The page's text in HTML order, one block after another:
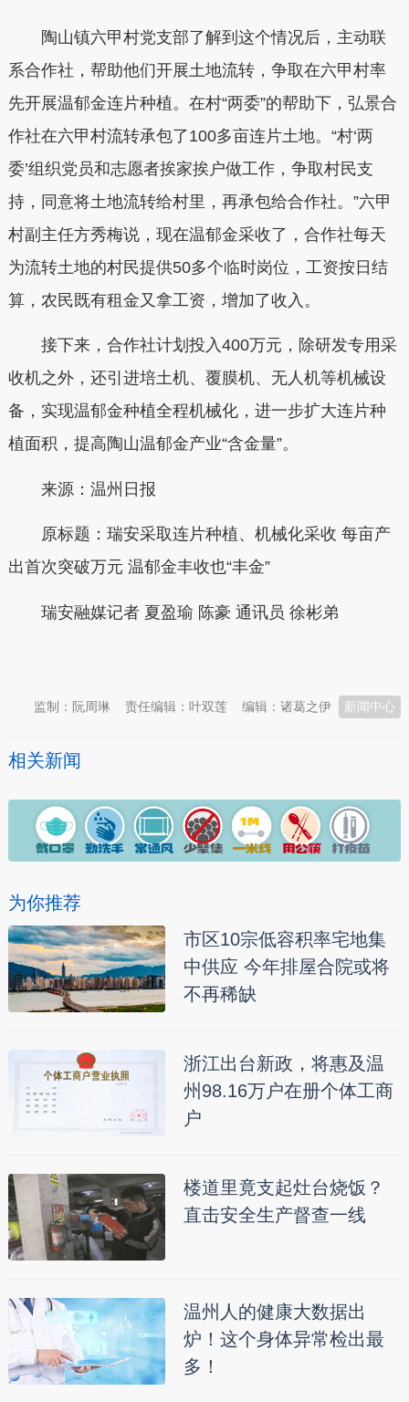
陶山镇六甲村党支部了解到这个情况后，主动联
系合作社，帮助他们开展土地流转，争取在六甲村率
先开展温郁金连片种植。在村“两委”的帮助下，弘景合
作社在六甲村流转承包了100多亩连片土地。“村‘两
委’组织党员和志愿者挨家挨户做工作，争取村民支
持，同意将土地流转给村里，再承包给合作社。”六甲
村副主任方秀梅说，现在温郁金采收了，合作社每天
为流转土地的村民提供50多个临时岗位，工资按日结
算，农民既有租金又拿工资，增加了收入。
接下来，合作社计划投入400万元，除研发专用采
收机之外，还引进培土机、覆膜机、无人机等机械设
备，实现温郁金种植全程机械化，进一步扩大连片种
植面积，提高陶山温郁金产业“含金量”。
来源：温州日报
原标题：瑞安采取连片种植、机械化采收 每亩产
出首次突破万元 温郁金丰收也“丰金”
瑞安融媒记者 夏盈瑜 陈豪 通讯员 徐彬弟
新闻中心
编辑：诸葛之伊
责任编辑：叶双莲
监制：阮周琳
相关新闻
为你推荐
市区10宗低容积率宅地集
中供应 今年排屋合院或将
不再稀缺
浙江出台新政，将惠及温
州98.16万户在册个体工商
户
楼道里竟支起灶台烧饭？
直击安全生产督查一线
温州人的健康大数据出
炉！这个身体异常检出最
多！